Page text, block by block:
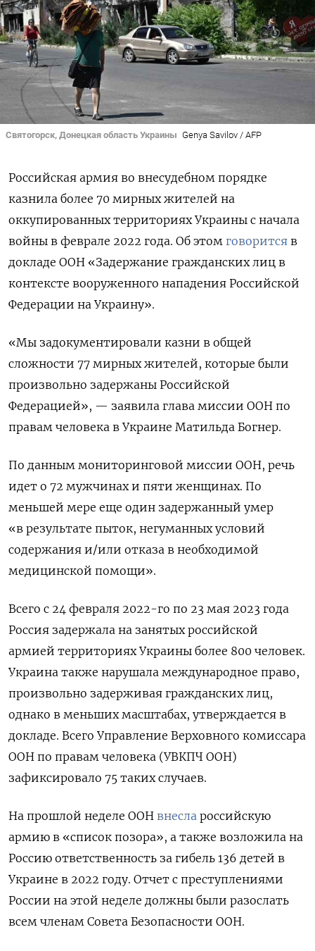
Святогорск, Донецкая область Украины Genya Savilov / AFP
Российская армия во внесудебном порядке
казнила более 70 мирных жителей на
оккупированных территориях Украины с начала
войны в феврале 2022 года. Об этом говорится в
докладе ООН «Задержание гражданских лиц в
контексте вооруженного нападения Российской
Федерации на Украину».
«Мы задокументировали казни в общей
сложности 77 мирных жителей, которые были
произвольно задержаны Российской
Федерацией», — заявила глава миссии ООН по
правам человека в Украине Матильда Богнер.
По данным мониторинговой миссии ООН, речь
идет о 72 мужчинах и пяти женщинах. По
меньшей мере еще один задержанный умер
«в результате пыток, негуманных условий
содержания и/или отказа в необходимой
медицинской помощи».
Всего с 24 февраля 2022-го по 23 мая 2023 года
Россия задержала на занятых российской
армией территориях Украины более 800 человек.
Украина также нарушала международное право,
произвольно задерживая гражданских лиц,
однако в меньших масштабах, утверждается в
докладе. Всего Управление Верховного комиссара
ООН по правам человека (УВКПЧ ООН)
зафиксировало 75 таких случаев.
На прошлой неделе ООН внесла российскую
армию в «список позора», а также возложила на
Россию ответственность за гибель 136 детей в
Украине в 2022 году. Отчет с преступлениями
России на этой неделе должны были разослать
всем членам Совета Безопасности ООН.